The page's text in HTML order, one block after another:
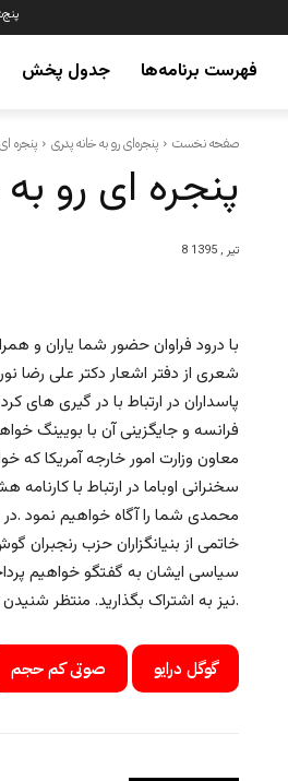
فهرست برنامه‌ها جدول پخش
صفحه نخست پنجره‌ای رو به خانه پدری پنجره
پنجره ای رو به
8 تیر , 1395
شعری از دفتر اشعار دکتر علی رضا
پاسداران در ارتباط با در گیری های
فرانسه و جایگزینی آن با بویینگ
معاون وزارت امور خارجه آمریکا که
سخنرانی اوباما در ارتباط با
محمدی شما را آگاه خواهیم نمود
خاتمی از بنیانگزاران حزب رنجبران
سیاسی ایشان به گفتگو خواهیم
نیز به اشتراک بگذارید. منتظر شنیدن نظرات شما پیرامون موضوعات مطرح شده در این برنامه هستیم.
صوتی کم حجم گوگل درایو